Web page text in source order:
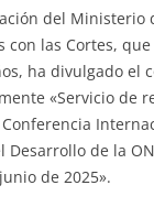
del Ministerio
con las Cortes,
ha divulgado el
«Servicio de
Desarrollo de la
de 2025».